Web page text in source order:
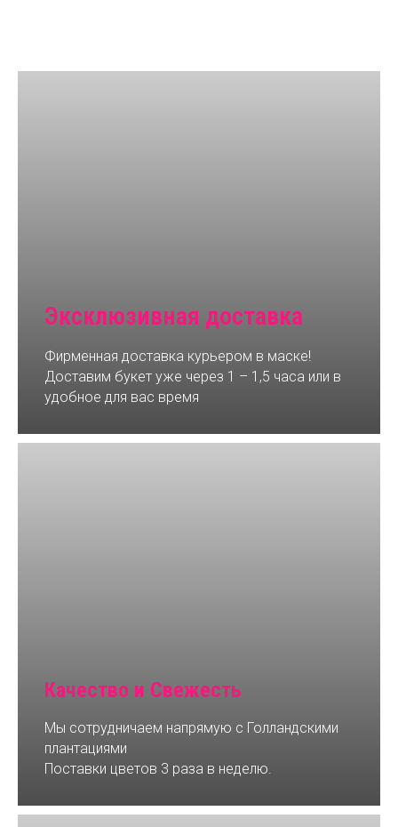
Эксклюзивная доставка
Фирменная доставка курьером в маске!
Доставим букет уже через 1 – 1,5 часа или в
удобное для вас время
Качество и Свежесть
Мы сотрудничаем напрямую с Голландскими
плантациями
Поставки цветов 3 раза в неделю.